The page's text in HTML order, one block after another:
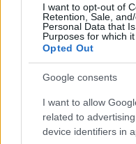
I want to opt-out of
Retention, Sale,
Personal Data that
Purposes for which it
Opted Out
Google consents
I want to allow
related to
device identifiers in